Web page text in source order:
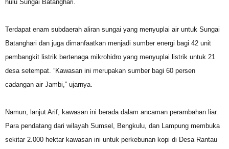
hulu Sungai Batanghari.
Terdapat enam subdaerah aliran sungai yang menyuplai air untuk Sungai
Batanghari dan juga dimanfaatkan menjadi sumber energi bagi 42 unit
pembangkit listrik bertenaga mikrohidro yang menyuplai listrik untuk 21
desa setempat. ”Kawasan ini merupakan sumber bagi 60 persen
cadangan air Jambi,” ujarnya.
Namun, lanjut Arif, kawasan ini berada dalam ancaman perambahan liar.
Para pendatang dari wilayah Sumsel, Bengkulu, dan Lampung membuka
sekitar 2.000 hektar kawasan ini untuk perkebunan kopi di Desa Rantau